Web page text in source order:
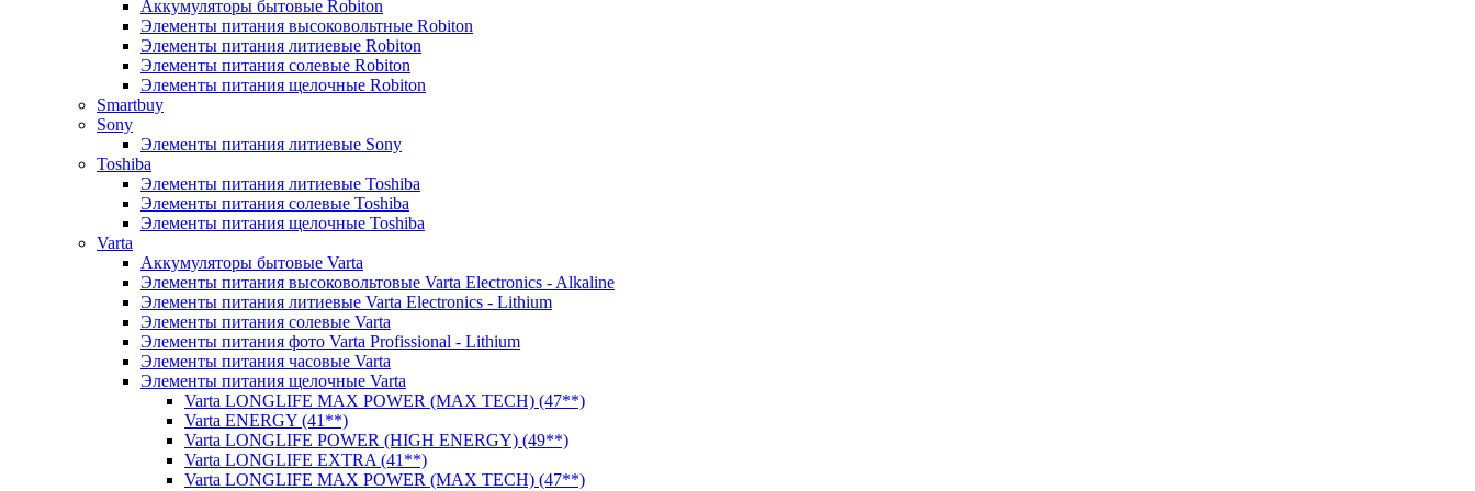
Аккумуляторы бытовые Robiton
Элементы питания высоковольтные Robiton
Элементы питания литиевые Robiton
Элементы питания солевые Robiton
Элементы питания щелочные Robiton
Smartbuy
Sony
Элементы питания литиевые Sony
Toshiba
Элементы питания литиевые Toshiba
Элементы питания солевые Toshiba
Элементы питания щелочные Toshiba
Varta
Аккумуляторы бытовые Varta
Элементы питания высоковольтовые Varta Electronics - Alkaline
Элементы питания литиевые Varta Electronics - Lithium
Элементы питания солевые Varta
Элементы питания фото Varta Profissional - Lithium
Элементы питания часовые Varta
Элементы питания щелочные Varta
Varta LONGLIFE MAX POWER (MAX TECH) (47**)
Varta ENERGY (41**)
Varta LONGLIFE POWER (HIGH ENERGY) (49**)
Varta LONGLIFE EXTRA (41**)
Varta LONGLIFE MAX POWER (MAX TECH) (47**)